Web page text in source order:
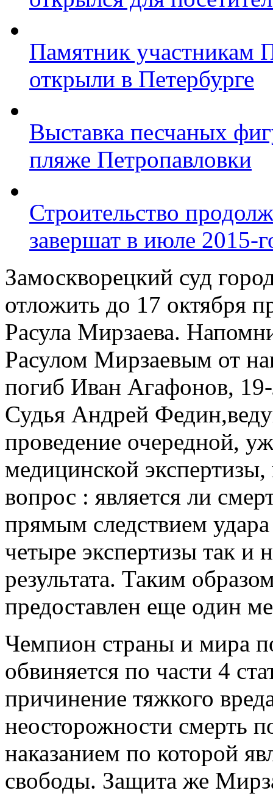
Памятник участникам
открыли в Петербурге
Выставка песчаных
пляже Петропавловки
Строительство
завершат в июле 2015-
Замоскворецкий суд
отложить до 17 октября
Расула Мирзаева.
Расулом Мирзаевым от
погиб Иван Агафонов, 19-
Судья Андрей
проведение очередной,
медицинской экспертизы,
вопрос : является ли
прямым следствием
четыре экспертизы так и
результата. Таким
предоставлен еще один
Чемпион страны и мира
обвиняется по части 4
причинение тяжкого
неосторожности смерть
наказанием по которой
свободы. Защита же